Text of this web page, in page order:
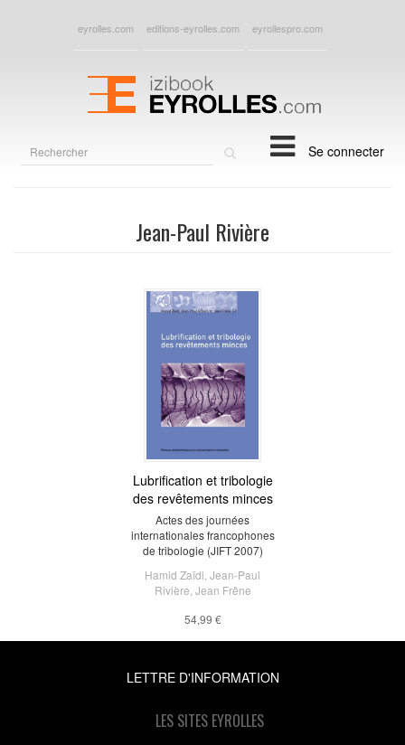
eyrolles.com editions-eyrolles.com eyrollespro.com
Se connecter
Jean-Paul Rivière
Lubrification et tribologie
des revêtements minces
Actes des journées
internationales francophones
de tribologie (JIFT 2007)
Hamid Zaïdi Jean-Paul
Rivière Jean Frêne
54,99 €
LETTRE D'INFORMATION
LES SITES EYROLLES